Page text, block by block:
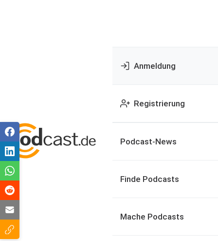
Anmeldung
Registrierung
Podcast-News
Finde Podcasts
Mache Podcasts